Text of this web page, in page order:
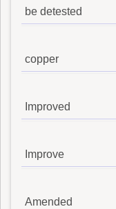
be detested
copper
Improved
Improve
Amended